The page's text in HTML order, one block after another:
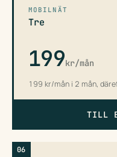
MOBILNÄT
Tre
199kr/mån
199 kr/mån i 2 mån,
TILL
06